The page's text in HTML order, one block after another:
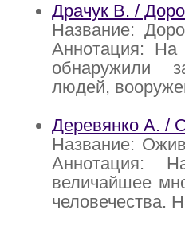
Драчук В. /
Название:
Аннотация:
обнаружили
людей,
Деревянко А. /
Название:
Аннотация:
величайшее
человечества.